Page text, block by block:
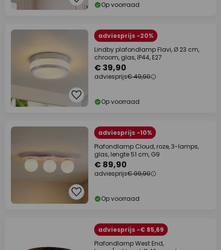
Op voorraad
adviesprijs -20%
Lindby plafondlamp Flavi, Ø 23 cm,
chroom, glas, IP44, E27
€ 39,90
adviesprijs€ 49,90
Op voorraad
adviesprijs -10%
Plafondlamp Cloud, roze, 3-lamps,
glas, lengte 51 cm, G9
€ 89,90
adviesprijs€ 99,90
Op voorraad
adviesprijs -€ 85,69
Plafondlamp West End,